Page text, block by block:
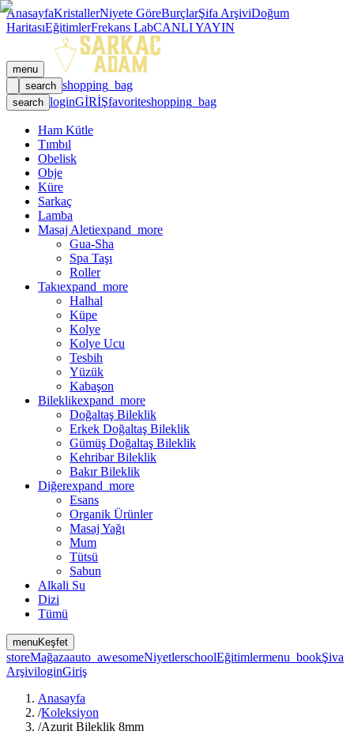
AnasayfaKristallerNiyete GöreBurçlarŞifa ArşiviDoğum
HaritasıEğitimlerFrekans LabCANLI YAYIN
menu
search shopping_bag
search loginGİRİŞfavoriteshopping_bag
Ham Kütle
Tımbıl
Obelisk
Obje
Küre
Sarkaç
Lamba
Masaj Aletiexpand_more
Gua-Sha
Spa Taşı
Roller
Takıexpand_more
Halhal
Küpe
Kolye
Kolye Ucu
Tesbih
Yüzük
Kabaşon
Bileklikexpand_more
Doğaltaş Bileklik
Erkek Doğaltaş Bileklik
Gümüş Doğaltaş Bileklik
Kehribar Bileklik
Bakır Bileklik
Diğerexpand_more
Esans
Organik Ürünler
Masaj Yağı
Mum
Tütsü
Sabun
Alkali Su
Dizi
Tümü
menuKeşfet
storeMağazaauto_awesomeNiyetlerschoolEğitimlermenu_bookŞiva
ArşiviloginGiriş
Anasayfa
/Koleksiyon
/Azurit Bileklik 8mm